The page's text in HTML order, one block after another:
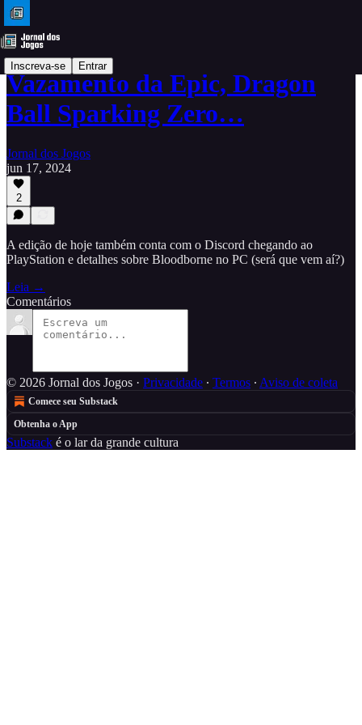
Inscreva-se Entrar
Vazamento da Epic, Dragon
Ball Sparking Zero…
Jornal dos Jogos
jun 17, 2024
2
A edição de hoje também conta com o Discord chegando ao
PlayStation e detalhes sobre Bloodborne no PC (será que vem aí?)
Leia →
Comentários
© 2026 Jornal dos Jogos · Privacidade ∙ Termos ∙ Aviso de coleta
Comece seu Substack
Obtenha o App
Substack é o lar da grande cultura